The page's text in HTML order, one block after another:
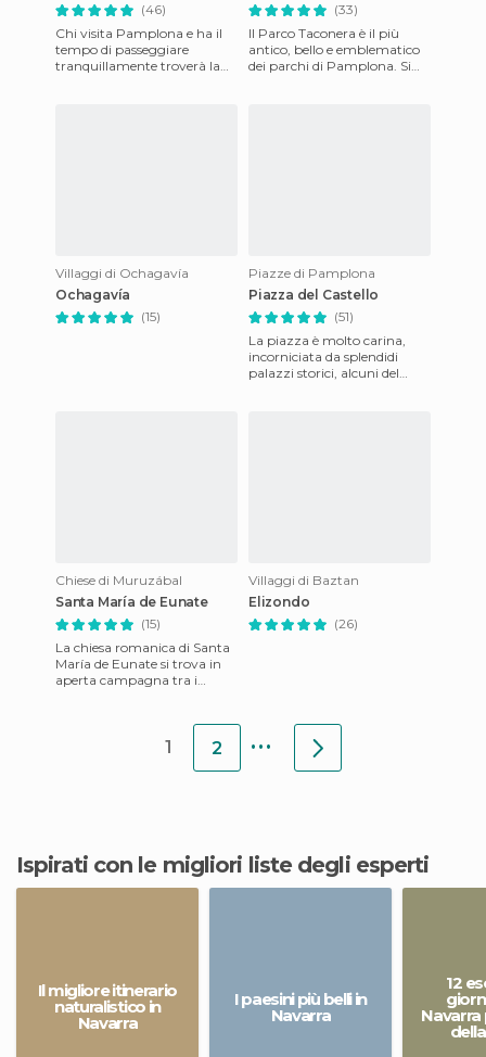
(46)
Chi visita Pamplona e ha il
tempo di passeggiare
tranquillamente troverà la
(33)
Il Parco Taconera è il più
antico, bello e emblematico
dei parchi di Pamplona. Si
Villaggi di Ochagavía
Ochagavía
(15)
Piazze di Pamplona
Piazza del Castello
(51)
La piazza è molto carina,
incorniciata da splendidi
palazzi storici, alcuni del
Chiese di Muruzábal
Santa María de Eunate
(15)
La chiesa romanica di Santa
María de Eunate si trova in
aperta campagna tra i
Villaggi di Baztan
Elizondo
(26)
1 2 ...
Ispirati con le migliori liste degli esperti
Il migliore itinerario
naturalistico in
Navarra
I paesini più belli in
Navarra
12